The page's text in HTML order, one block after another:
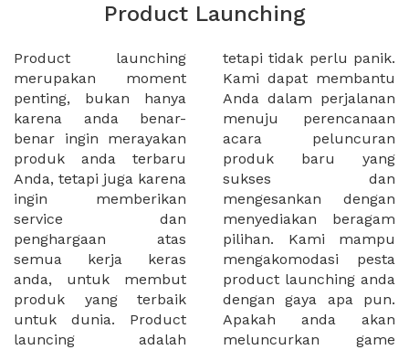
Product Launching
Product launching
merupakan moment
penting, bukan hanya
karena anda benar-
benar ingin merayakan
produk anda terbaru
Anda, tetapi juga karena
ingin memberikan
service dan
penghargaan atas
semua kerja keras
anda, untuk membut
produk yang terbaik
untuk dunia. Product
launcing adalah
tetapi tidak perlu panik.
Kami dapat membantu
Anda dalam perjalanan
menuju perencanaan
acara peluncuran
produk baru yang
sukses dan
mengesankan dengan
menyediakan beragam
pilihan. Kami mampu
mengakomodasi pesta
product launching anda
dengan gaya apa pun.
Apakah anda akan
meluncurkan game